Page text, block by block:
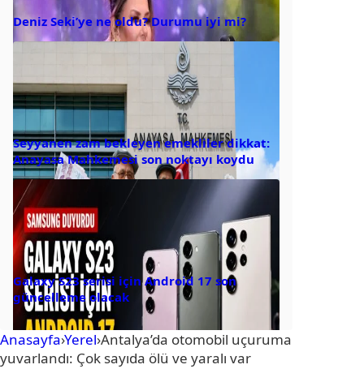
Deniz Seki’ye ne oldu? Durumu iyi mi?
Seyyanen zam bekleyen emekliler dikkat:
Anayasa Mahkemesi son noktayı koydu
Galaxy S23 serisi için Android 17 son
güncelleme olacak
Anasayfa›Yerel›Antalya’da otomobil uçuruma
yuvarlandı: Çok sayıda ölü ve yaralı var